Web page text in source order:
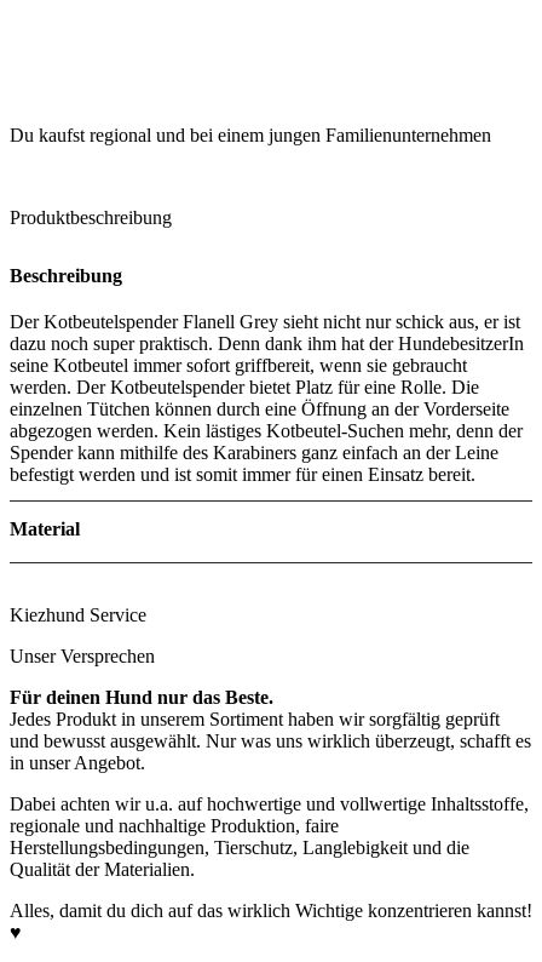
Du kaufst regional und bei einem jungen Familienunternehmen
Produktbeschreibung
Beschreibung
Der Kotbeutelspender Flanell Grey sieht nicht nur schick aus, er ist
dazu noch super praktisch. Denn dank ihm hat der HundebesitzerIn
seine Kotbeutel immer sofort griffbereit, wenn sie gebraucht
werden. Der Kotbeutelspender bietet Platz für eine Rolle. Die
einzelnen Tütchen können durch eine Öffnung an der Vorderseite
abgezogen werden. Kein lästiges Kotbeutel-Suchen mehr, denn der
Spender kann mithilfe des Karabiners ganz einfach an der Leine
befestigt werden und ist somit immer für einen Einsatz bereit.
Material
Kiezhund Service
Unser Versprechen
Für deinen Hund nur das Beste.
Jedes Produkt in unserem Sortiment haben wir sorgfältig geprüft
und bewusst ausgewählt. Nur was uns wirklich überzeugt, schafft es
in unser Angebot.
Dabei achten wir u.a. auf hochwertige und vollwertige Inhaltsstoffe,
regionale und nachhaltige Produktion, faire
Herstellungsbedingungen, Tierschutz, Langlebigkeit und die
Qualität der Materialien.
Alles, damit du dich auf das wirklich Wichtige konzentrieren kannst!
♥